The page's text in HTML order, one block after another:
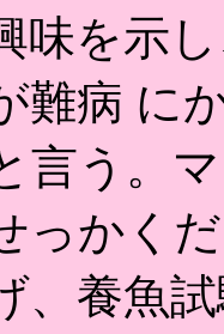
味を示
難病 に
言う。
っかく
、養魚